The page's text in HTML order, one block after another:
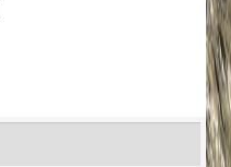
choisies